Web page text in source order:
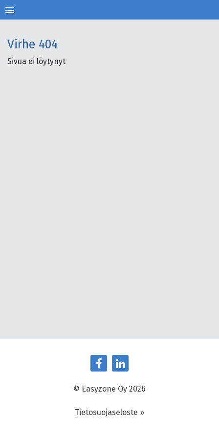
menu
Virhe 404
Sivua ei löytynyt
© Easyzone Oy 2026
Tietosuojaseloste »